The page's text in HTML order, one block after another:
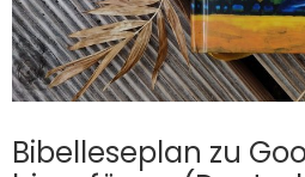
Bibelleseplan zu